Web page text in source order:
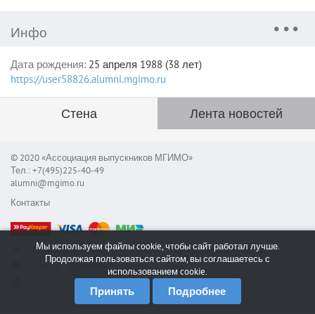
Инфо
Дата рождения: 25 апреля 1988 (38 лет)
https://user58826.alumni.mgimo.ru
Стена Лента новостей
© 2020 «Ассоциация выпускников МГИМО»
Тел.: +7(495)225-40-49
alumni@mgimo.ru
Контакты
Сообщить об ошибке
Служба поддержки
Мы используем файлы cookie, чтобы сайт работал лучше.
Продолжая пользоваться сайтом, вы соглашаетесь с
использованием cookie.
Принять Подробнее